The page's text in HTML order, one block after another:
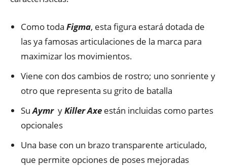
Como toda Figma, esta figura estará dotada de
las ya famosas articulaciones de la marca para
maximizar los movimientos.
Viene con dos cambios de rostro; uno sonriente y
otro que representa su grito de batalla
SuAymryKiller Axe están incluidas como partes
opcionales
Una base con un brazo transparente articulado,
que permite opciones de poses mejoradas